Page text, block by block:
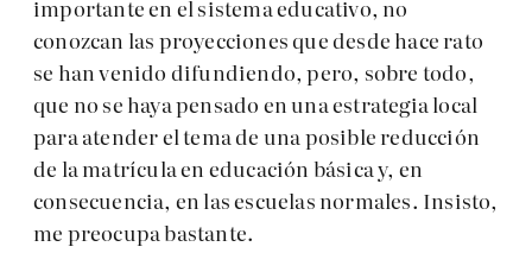
importante en el sistema educativo, no
conozcan las proyecciones que desde hace rato
se han venido difundiendo, pero, sobre todo,
que no se haya pensado en una estrategia local
para atender el tema de una posible reducción
de la matrícula en educación básica y, en
consecuencia, en las escuelas normales. Insisto,
me preocupa bastante.